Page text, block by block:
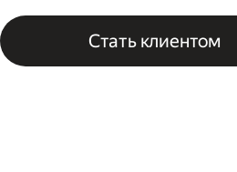
Стать клиентом